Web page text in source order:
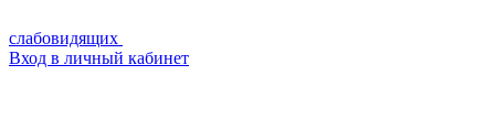
слабовидящих
Вход в личный кабинет